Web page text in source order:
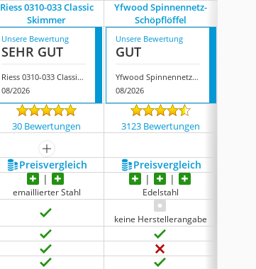
Riess 0310-033 Classic
Skimmer
Yfwood Spinnennetz-
Schöpflöffel
Unsere Bewertung
SEHR GUT
Riess 0310-033 Classic Skimmer
08/2026
Unsere Bewertung
GUT
Yfwood Spinnennetz-Schöpflöffel
08/2026
30 Bewertungen 3123 Bewertungen
mehr anzeigen
Preis­vergleich Preis­vergleich
emaillierter Stahl Edelstahl
keine Herstellerangabe